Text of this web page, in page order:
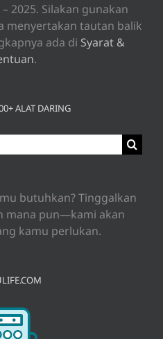
2025. Silakan gunakan
menyertakan tautan balik
ada di Syarat &
.
ALAT DARING
butuhkan? Tinggalkan
mana pun—kami akan
kamu perlukan.